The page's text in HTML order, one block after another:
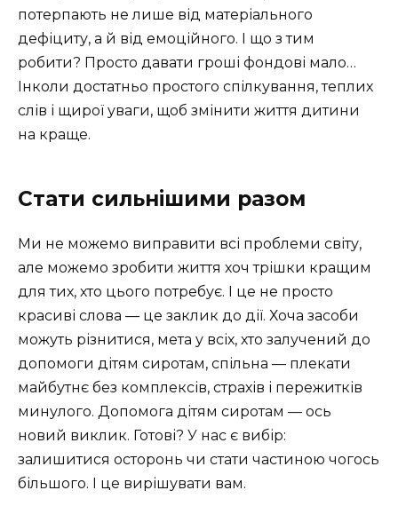
потерпають не лише від матеріального
дефіциту, а й від емоційного. І що з тим
робити? Просто давати гроші фондові мало…
Інколи достатньо простого спілкування, теплих
слів і щирої уваги, щоб змінити життя дитини
на краще.
Стати сильнішими разом
Ми не можемо виправити всі проблеми світу,
але можемо зробити життя хоч трішки кращим
для тих, хто цього потребує. І це не просто
красиві слова — це заклик до дії. Хоча засоби
можуть різнитися, мета у всіх, хто залучений до
допомоги дітям сиротам, спільна — плекати
майбутнє без комплексів, страхів і пережитків
минулого. Допомога дітям сиротам — ось
новий виклик. Готові? У нас є вибір:
залишитися осторонь чи стати частиною чогось
більшого. І це вирішувати вам.